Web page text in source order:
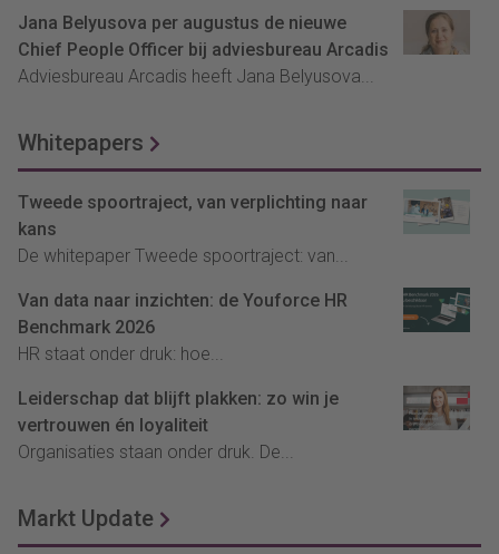
Jana Belyusova per augustus de nieuwe
Chief People Officer bij adviesbureau Arcadis
Adviesbureau Arcadis heeft Jana Belyusova...
Whitepapers
Tweede spoortraject, van verplichting naar
kans
De whitepaper Tweede spoortraject: van...
Van data naar inzichten: de Youforce HR
Benchmark 2026
HR staat onder druk: hoe...
Leiderschap dat blijft plakken: zo win je
vertrouwen én loyaliteit
Organisaties staan onder druk. De...
Markt Update